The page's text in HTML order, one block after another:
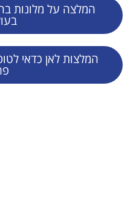
המלצה על מלונות
המלצות לאן כדאי